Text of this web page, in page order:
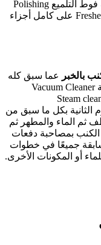
ثم تبدأ مرحلة التلميع النهائي بواسطة فوط التلميع Polishing
pads، بعدها يقوم بنثر المعطرات Fresheners على كامل أجزاء
بالخبر عما سبق كله
بمكينتين فقط هما المكنسة الكهربائية Vacuum Cleaner
الثانية بكل ما سبق من
ثم الماء والمطهر ثم
الكنب بمصاحبة دفعات
جميعًا في خطوات
أو المكونات الأخرى.